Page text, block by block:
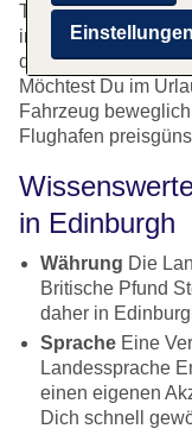
Trambahn oder ein
ins Stadtzentrum.
direkt ab dem
Möchtest Du im
Fahrzeug
Flughafen
in Edinburgh
Währung Die
Britische Pfund
daher in
Sprache Eine
Landessprache
einen eigenen
Dich schnell
Einstellungen